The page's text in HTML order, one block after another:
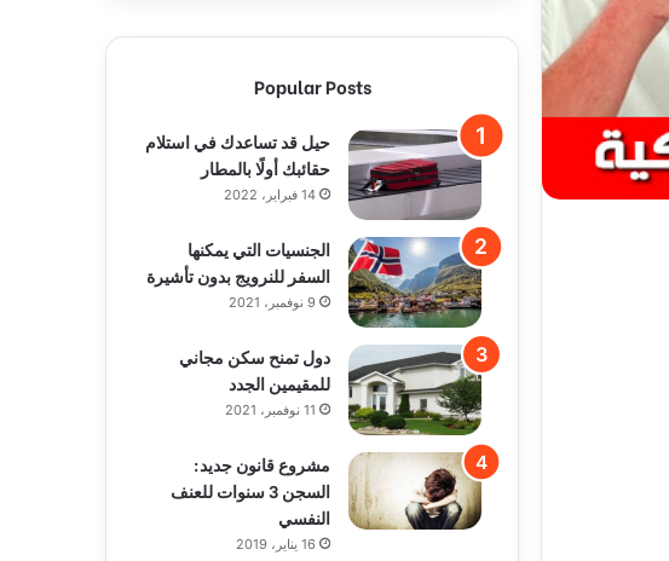
Popular Posts
حيل قد تساعدك في استلام
حقائبك أولًا بالمطار
14 فبراير، 2022
الجنسيات التي يمكنها
السفر للنرويج بدون تأشيرة
9 نوفمبر، 2021
دول تمنح سكن مجاني
للمقيمين الجدد
11 نوفمبر، 2021
مشروع قانون جديد:
السجن 3 سنوات للعنف
النفسي
16 يناير، 2019